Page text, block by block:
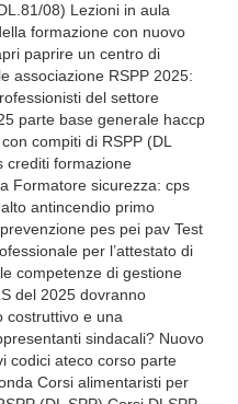
08) Lezioni in aula
formazione con nuovo
paprire un centro di
associazione RSPP 2025:
del settore
parte base generale haccp
compiti di RSPP (DL
crediti formazione
Formatore sicurezza: cps
antincendio primo
pes pei pav Test
per l’attestato di
competenze di gestione
del 2025 dovranno
costruttivo e una
sindacali? Nuovo
codici ateco corso parte
Corsi alimentaristi per